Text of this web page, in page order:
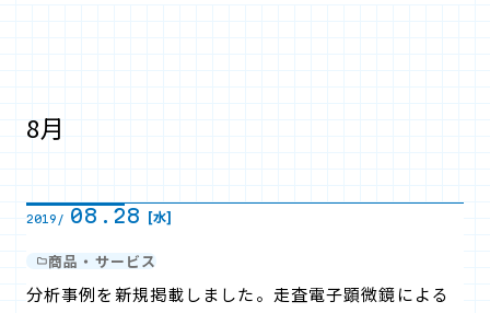
8月
2019/ 08.28 [水]
商品・サービス
分析事例を新規掲載しました。走査電子顕微鏡による